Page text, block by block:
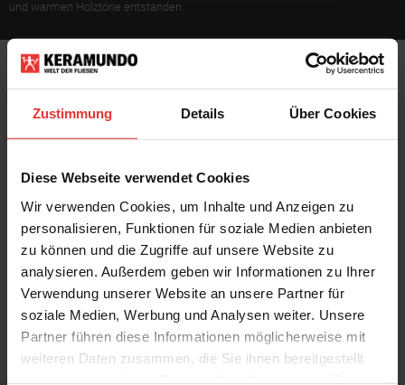
Zustimmung Details Über Cookies
Diese Webseite verwendet Cookies
Wir verwenden Cookies, um Inhalte und Anzeigen zu
personalisieren, Funktionen für soziale Medien anbieten
zu können und die Zugriffe auf unsere Website zu
analysieren. Außerdem geben wir Informationen zu Ihrer
Verwendung unserer Website an unsere Partner für
soziale Medien, Werbung und Analysen weiter. Unsere
Partner führen diese Informationen möglicherweise mit
weiteren Daten zusammen, die Sie ihnen bereitgestellt
und warmen Holztöne entstanden.
Plank
24 x 150 cm
mahagony - matt
Plank
24 x 150 cm
ahorn - matt